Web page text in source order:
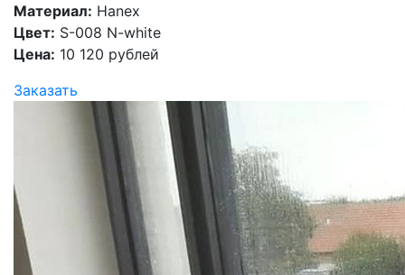
Материал: Hanex
Цвет: S-008 N-white
Цена: 10 120 рублей
Заказать